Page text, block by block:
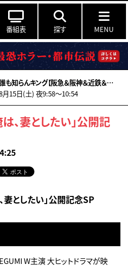
番組表 探す MENU
誰も知らんキング【阪急＆阪神＆近鉄＆南海＆メトロ…鉄道ミステリー2026夏】
月15日(土) 夜9:58〜10:54
、妻としたい」公開記
妻としたい」公開記念SP
W主演 大ヒットドラマが映